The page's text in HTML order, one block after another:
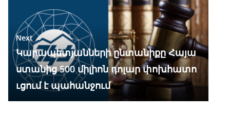
Next →
Կարապետյանների ընտանիքը Հայա
ստանից 500 միլիոն դոլար փոխհատո
ւցում է պահանջում